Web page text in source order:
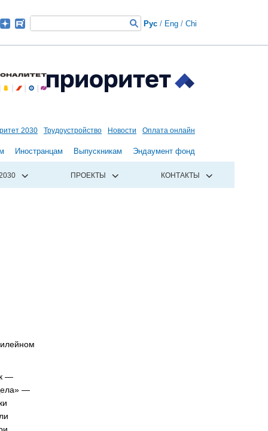
Рус / Eng / Chi
2030 Трудоустройство Новости Оплата онлайн
Иностранцам Выпускникам Эндаумент фонд
ПРОЕКТЫ КОНТАКТЫ
—
—